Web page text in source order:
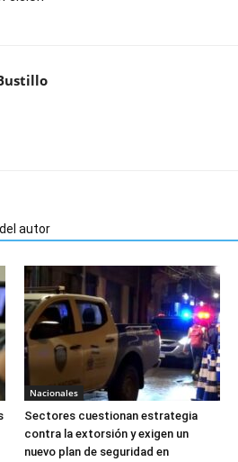
autor
Nacionales
Sectores cuestionan estrategia
contra la extorsión y exigen un
nuevo plan de seguridad en